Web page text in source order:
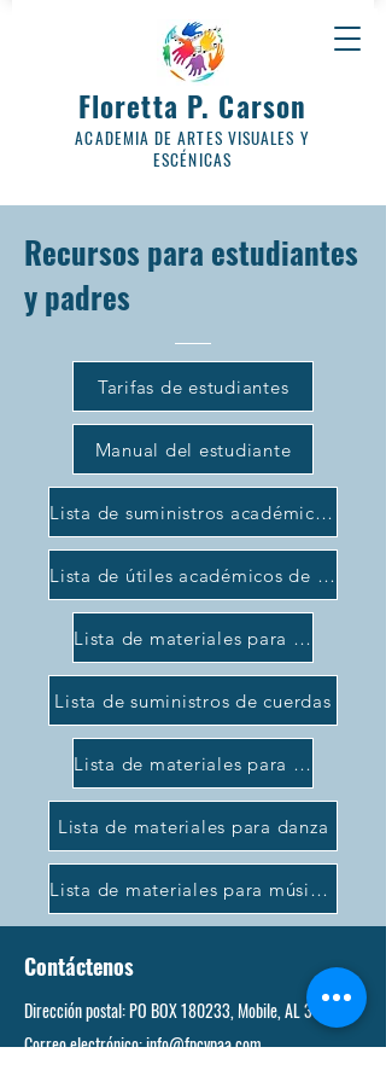
Floretta P. Carson
ACADEMIA DE ARTES VISUALES Y
ESCÉNICAS
Recursos para estudiantes
y padres
Tarifas de estudiantes
Manual del estudiante
Lista de suministros académicos de maestría
Lista de útiles académicos de secundaria
Lista de materiales para las artes teatrales
Lista de suministros de cuerdas
Lista de materiales para artes visuales
Lista de materiales para danza
Lista de materiales para música instrumental
Contáctenos
Dirección postal: PO BOX 180233, Mobile, AL 36618
Correo electrónico:info@fpcvpaa.com